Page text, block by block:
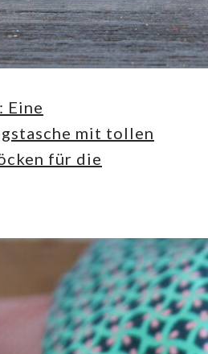
Eine
mit tollen
für die